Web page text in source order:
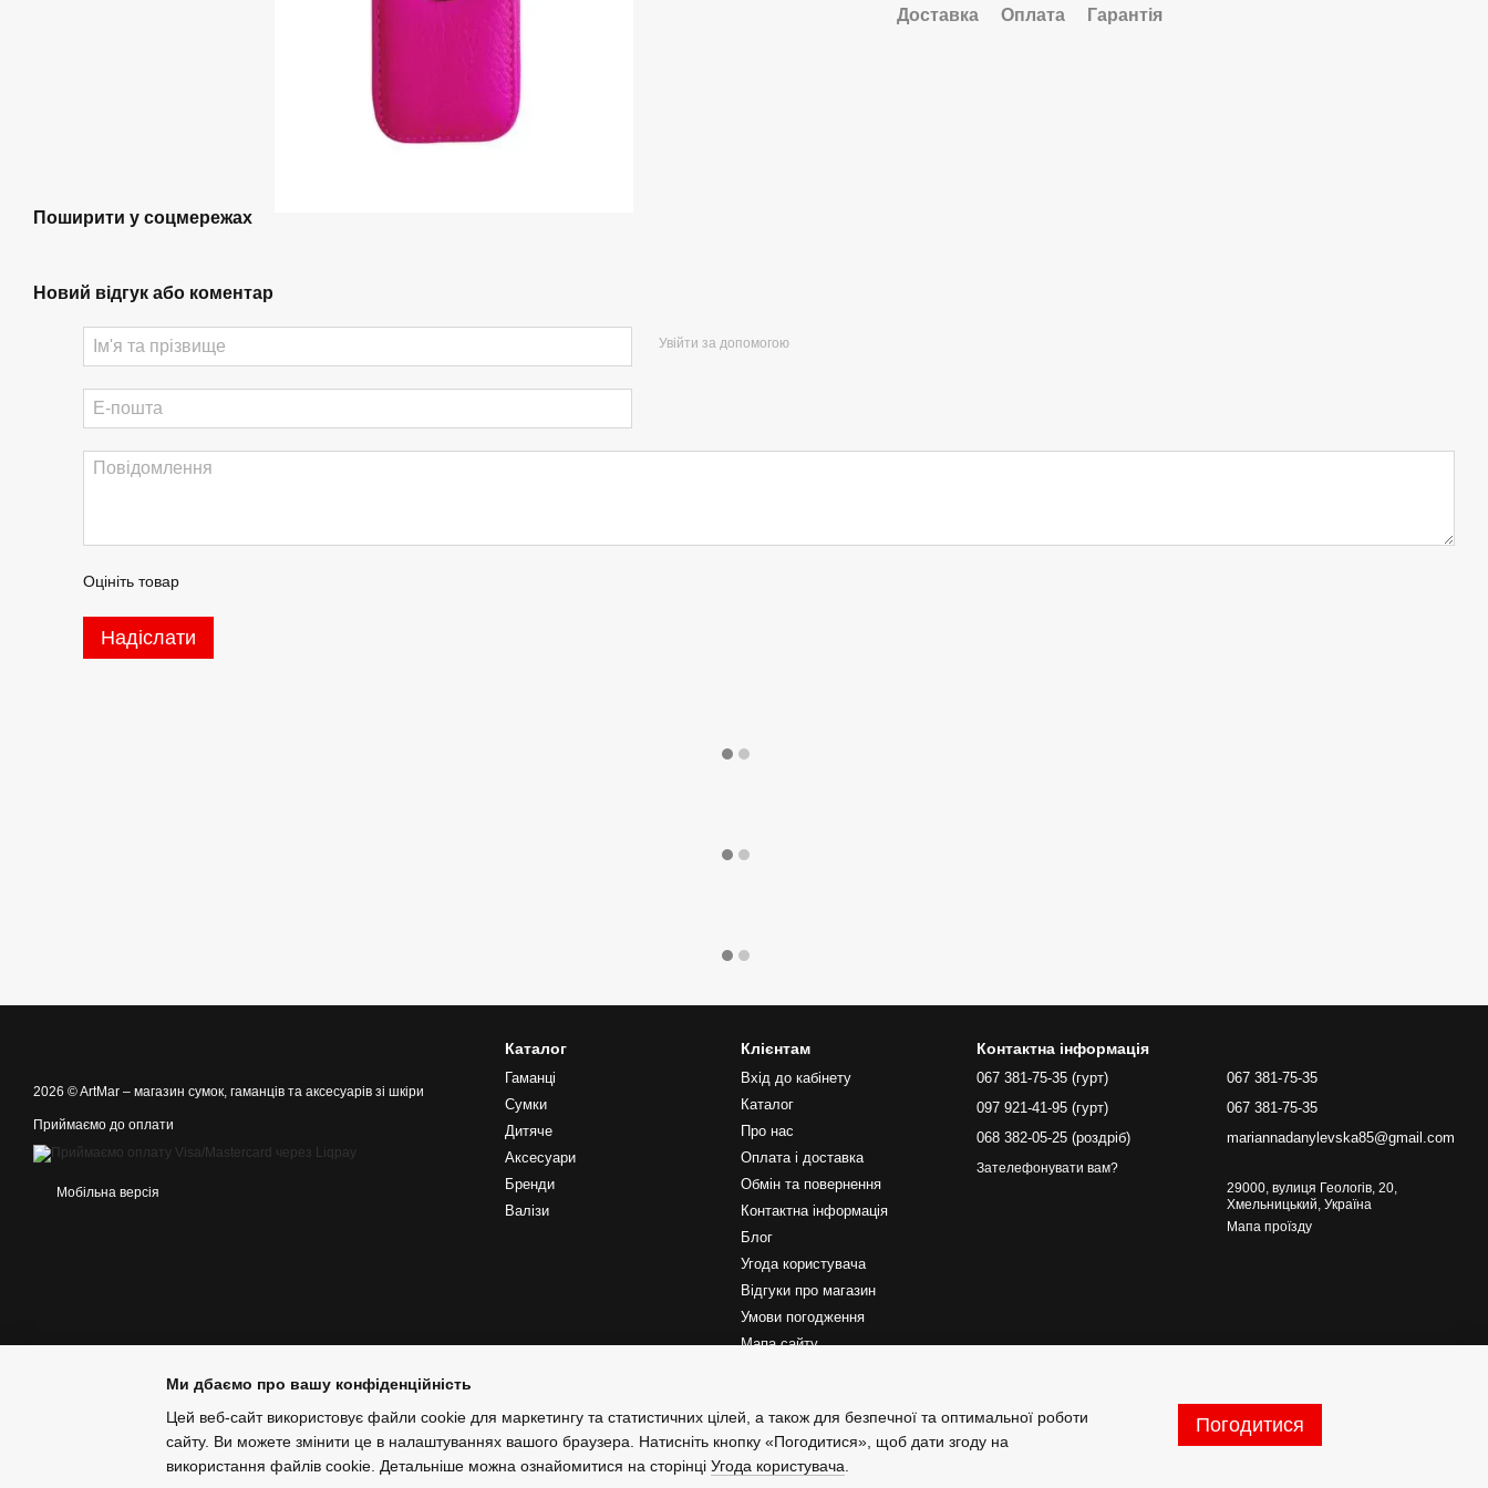
Поширити у соцмережах
Доставка Оплата Гарантія
Новий відгук або коментар
Увійти за допомогою
Оцініть товар
Надіслати
2026 © ArtMar – магазин сумок, гаманців та аксесуарів зі шкіри
Приймаємо до оплати
Мобільна версія
Каталог
Гаманці
Сумки
Дитяче
Аксесуари
Бренди
Валізи
Клієнтам
Вхід до кабінету
Каталог
Про нас
Оплата і доставка
Обмін та повернення
Контактна інформація
Блог
Угода користувача
Відгуки про магазин
Умови погодження
Мапа сайту
Контактна інформація
067 381-75-35 (гурт)
097 921-41-95 (гурт)
068 382-05-25 (роздріб)
Зателефонувати вам?
067 381-75-35
067 381-75-35
mariannadanylevska85@gmail.com
29000, вулиця Геологів, 20,
Хмельницький, Україна
Мапа проїзду
Ми дбаємо про вашу конфіденційність
Цей веб-сайт використовує файли cookie для маркетингу та статистичних цілей, а також для безпечної та оптимальної роботи
сайту. Ви можете змінити це в налаштуваннях вашого браузера. Натисніть кнопку «Погодитися», щоб дати згоду на
використання файлів cookie. Детальніше можна ознайомитися на сторінці Угода користувача
Погодитися